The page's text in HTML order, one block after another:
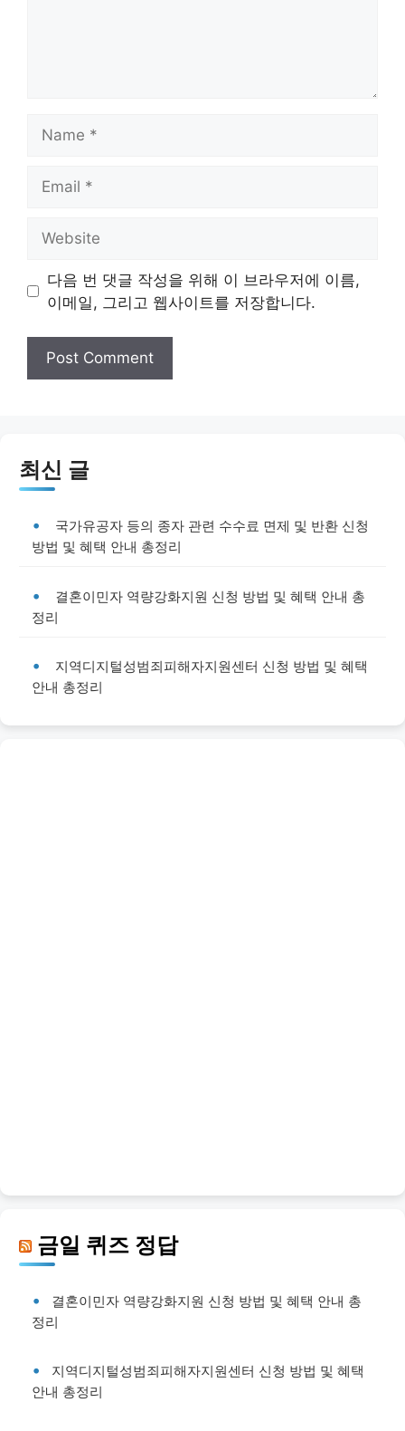
다음 번 댓글 작성을 위해 이 브라우저에 이름,
이메일, 그리고 웹사이트를 저장합니다.
최신 글
국가유공자 등의 종자 관련 수수료 면제 및 반환 신청
방법 및 혜택 안내 총정리
결혼이민자 역량강화지원 신청 방법 및 혜택 안내 총
정리
지역디지털성범죄피해자지원센터 신청 방법 및 혜택
안내 총정리
금일 퀴즈 정답
결혼이민자 역량강화지원 신청 방법 및 혜택 안내 총
정리
지역디지털성범죄피해자지원센터 신청 방법 및 혜택
안내 총정리